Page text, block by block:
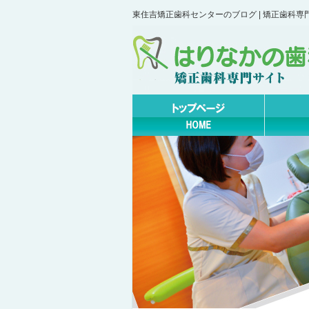
東住吉矯正歯科センターのブログ | 矯正歯科専